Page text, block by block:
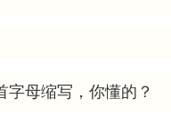
字母缩写，你懂的？